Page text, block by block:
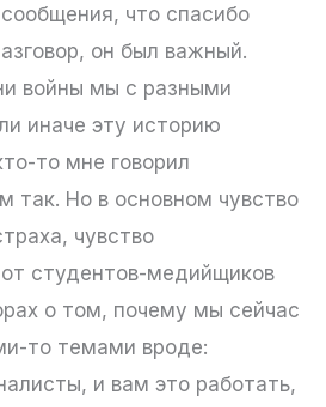
что спасибо
он был важный.
войны мы с разными
иначе эту историю
то мне говорил
так. Но в основном чувство
чувство
студентов-медийщиков
о том, почему мы сейчас
то темами вроде:
и вам это работать,